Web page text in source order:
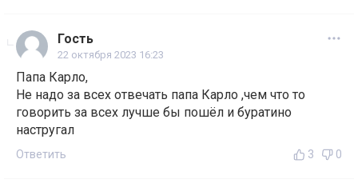
Гость
22 октября 2023 16:23
Папа Карло,
Не надо за всех отвечать папа Карло ,чем что то
говорить за всех лучше бы пошёл и буратино
настругал
Ответить 3 0